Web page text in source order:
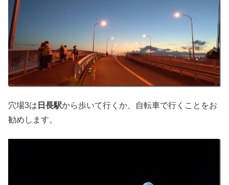
穴場3は 日長駅から歩いて行くか、自転車で行くことをお
勧めします。